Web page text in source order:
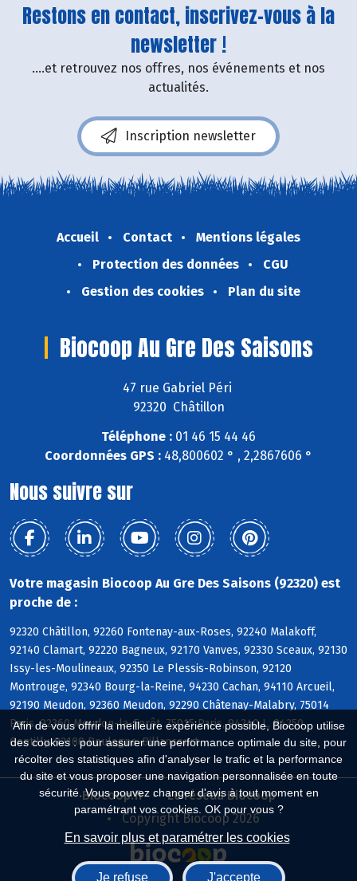
Afin de vous offrir la meilleure expérience possible, Biocoop utilise
des cookies : pour assurer une performance optimale du site, pour
récolter des statistiques afin d'analyser le trafic et la performance
du site et vous proposer une navigation personnalisée en toute
sécurité. Vous pouvez changer d'avis à tout moment en
paramétrant vos cookies. OK pour vous ?
En savoir plus et paramétrer les cookies
Je refuse J'accepte
Restons en contact, inscrivez-vous à la
newsletter !
....et retrouvez nos offres, nos événements et nos
actualités.
Inscription newsletter
Accueil Contact
Mentions légales
Protection des données
CGU
Gestion des cookies
Plan du site
Biocoop Au Gre Des Saisons
47 rue Gabriel Péri
92320 Châtillon
Téléphone : 01 46 15 44 46
Coordonnées GPS : 48,800602 ° , 2,2867606 °
Nous suivre sur
Votre magasin Biocoop Au Gre Des Saisons (92320) est
proche de :
92320 Châtillon, 92260 Fontenay-aux-Roses, 92240 Malakoff,
92140 Clamart, 92220 Bagneux, 92170 Vanves, 92330 Sceaux, 92130
Issy-les-Moulineaux, 92350 Le Plessis-Robinson, 92120
Montrouge, 92340 Bourg-la-Reine, 94230 Cachan, 94110 Arcueil,
92190 Meudon, 92360 Meudon, 92290 Châtenay-Malabry, 75014
Paris, 92360 Meudon-la-Forêt, 75015 Paris, 94240 L, 94250
Gentilly, 92100 Boulogne-Billancourt
Biocoop.fr
Le réseau Biocoop
Copyright Biocoop 2026